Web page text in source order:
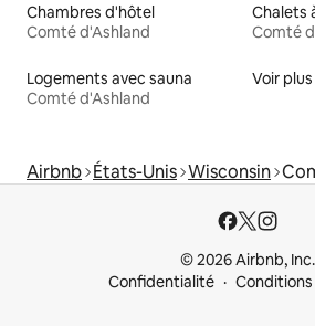
Chambres d'hôtel
Comté d'Ashland
Chalets
Comté
Logements avec sauna
Comté d'Ashland
Voir
Airbnb États-Unis Wisconsin
© 2026 Airbnb, Inc.
Confidentialité